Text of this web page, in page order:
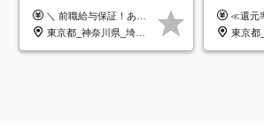
クラウド×上流工程*前職給
与保証*残業月9.8h
＼ 前職給与保証！あなたのこれまでの経験を正当評価 ／ ★月収50万円～スタート！【年俸600万～1,162万8,000円（12分割）】 ――「頑張りが給与に直結しない…」そんな不満とは無縁の環境です。 実際、入社後に「年収150万～200万円UP」を実現した先輩エンジニアが多数活躍中！ 【 収入をさらに押し上げる充実のプラスα 】 スキルを磨くほど得をする「資格手当」 ⇒ 1資格につき毎月3,000円～30,000円を継続支給！ 成果を見逃さない「功績手当」 ⇒ 社員の頑張りに応じて最大10万円をダイレクトに支給！ スピード昇給・高年収も可能 ⇒ 1回の昇給で年収数十万UPのチャンスあり。ゆくゆくは年収1000万以上のハイクラスも目指せます。 ※経験・スキルを考慮の上決定します ※上記金額には固定残業代（月30h分・95,000円～184,000円）を含みます ※超過分は別途全額支給します ※試用期間2ヶ月間あり（その他待遇に差異はありません）
東京都_神奈川県_埼玉県_千葉県_大阪府_愛知県_北海道_青森県_岩手県_宮城県_秋田県_山形県_福島県_茨城県_栃木県_群馬県_新潟県_山梨県_長野県_富山県_石川県_福井県_静岡県_岐阜県_三重県_兵庫県_京都府_滋賀県_奈良県_和歌山県_広島県_岡山県_鳥取県_島根県_山口県_徳島県_香川県_愛媛県_高知県_福岡県_熊本県_佐賀県_長崎県_大分県_宮崎県_鹿児島県_沖縄県
以下／1
択制／還
≪還元率80％！スキルや経験をしっかり収入に反映します≫ 年俸530万円以上＋業績賞与 ※スキル・経験を考慮の上、優遇いたします ※上記
東京都_神奈川県_埼玉県_千葉県_大阪府_愛知県_北海道_青森県_岩手県_宮城県_秋田県_山形県_福島県_茨城県_栃木県_群馬県_新